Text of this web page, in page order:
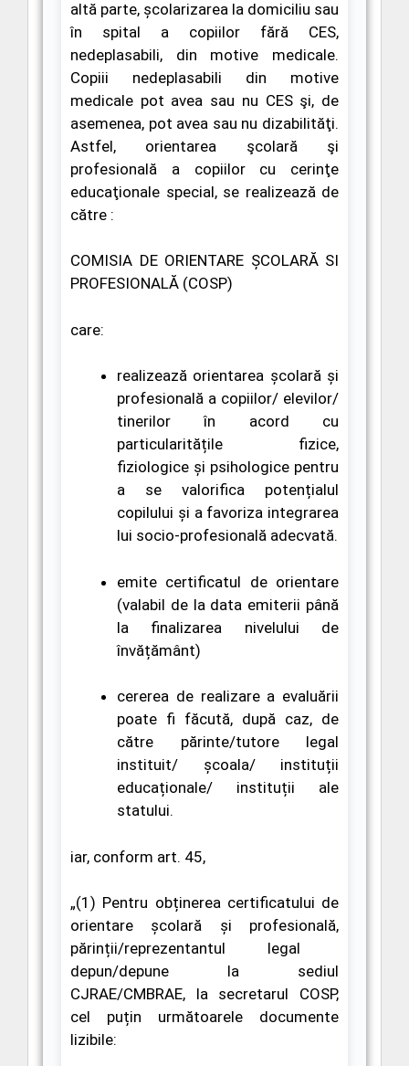
altă parte, şcolarizarea la domiciliu sau
în spital a copiilor fără CES,
nedeplasabili, din motive medicale.
Copiii nedeplasabili din motive
medicale pot avea sau nu CES şi, de
asemenea, pot avea sau nu dizabilităţi.
Astfel, orientarea şcolară şi
profesională a copiilor cu cerinţe
educaţionale special, se realizează de
către :
COMISIA DE ORIENTARE ȘCOLARĂ SI
PROFESIONALĂ (COSP)
care:
realizează orientarea școlară și
profesională a copiilor/ elevilor/
tinerilor în acord cu
particularitățile fizice,
fiziologice și psihologice pentru
a se valorifica potențialul
copilului și a favoriza integrarea
lui socio-profesională adecvată.
emite certificatul de orientare
(valabil de la data emiterii până
la finalizarea nivelului de
învățământ)
cererea de realizare a evaluării
poate fi făcută, după caz, de
către părinte/tutore legal
instituit/ școala/ instituții
educaționale/ instituții ale
statului.
iar, conform art. 45,
„(1 ) Pentru obținerea certificatului de
orientare școlară și profesională,
părinții/reprezentantul legal
depun/depune la sediul
CJRAE/CMBRAE, la secretarul COSP,
cel puțin următoarele documente
lizibile: